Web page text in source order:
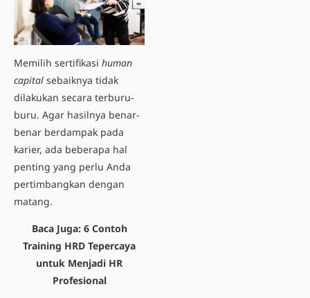
Memilih sertifikasi human
capital sebaiknya tidak
dilakukan secara terburu-
buru. Agar hasilnya benar-
benar berdampak pada
karier, ada beberapa hal
penting yang perlu Anda
pertimbangkan dengan
matang.
Baca Juga: 6 Contoh
Training HRD Tepercaya
untuk Menjadi HR
Profesional